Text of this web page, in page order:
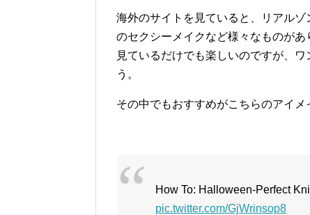
海外のサイトを見ていると、リアル
のセクシーメイクなど様々なものがあ
見ているだけでも楽しいのですが、
う。
その中でもおすすめがこちらのアイメ
How To: Halloween-Perfect
pic.twitter.com/GjWrinsop8